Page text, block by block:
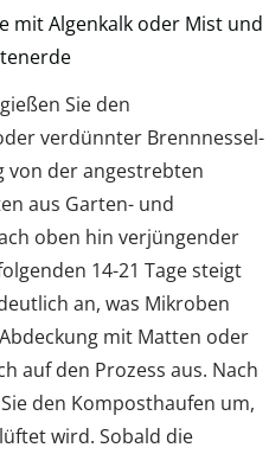
mit Algenkalk oder Mist und
Sie den
verdünnter Brennnessel-
von der angestrebten
aus Garten- und
oben hin verjüngender
14-21 Tage steigt
an, was Mikroben
mit Matten oder
auf den Prozess aus. Nach
den Komposthaufen um,
wird. Sobald die